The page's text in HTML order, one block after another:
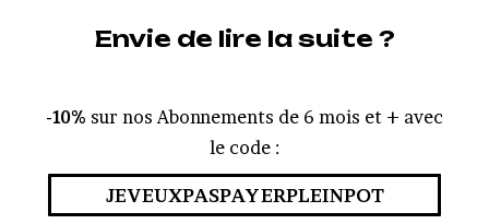
Envie de lire la suite ?
-10% sur nos Abonnements de 6 mois et + avec
le code :
JEVEUXPASPAYERPLEINPOT